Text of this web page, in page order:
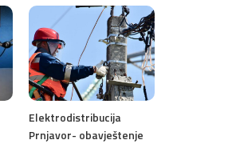
Elektrodistribucija
Prnjavor- obavještenje